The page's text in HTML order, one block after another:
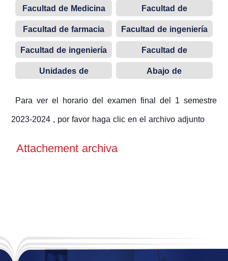
Facultad de Medicina
Facultad de
odontología
Facultad de farmacia
Facultad de ingeniería
de la informática
Facultad de ingeniería
de petróleo
Facultad de
administración de
empresa
Unidades de
universitarias
Abajo de
Para ver el horario del examen final del 1 semestre
2023-2024 , por favor haga clic en el archivo adjunto
Attachement archiva